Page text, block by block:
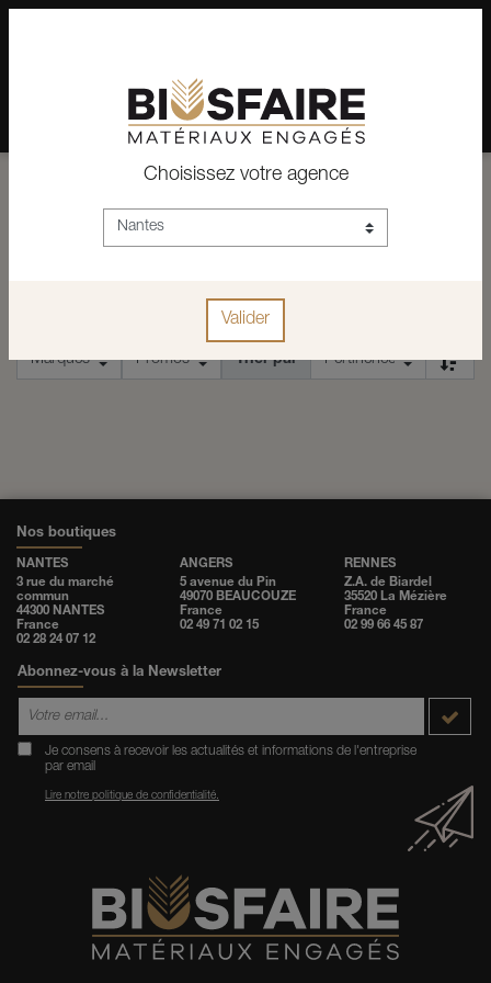
Depuis plus de 15 ans, conseil et vente de matériaux pour un
habitat pérenne.
Trier par
Nos boutiques
NANTES
3 rue du marché
commun
44300 NANTES
France
02 28 24 07 12
ANGERS
5 avenue du Pin
49070 BEAUCOUZE
France
02 49 71 02 15
RENNES
Z.A. de Biardel
35520 La Mézière
France
02 99 66 45 87
Abonnez-vous à la Newsletter
Je consens à recevoir les actualités et informations de l'entreprise
par email
Lire notre politique de confidentialité.
Choisissez votre agence
Valider